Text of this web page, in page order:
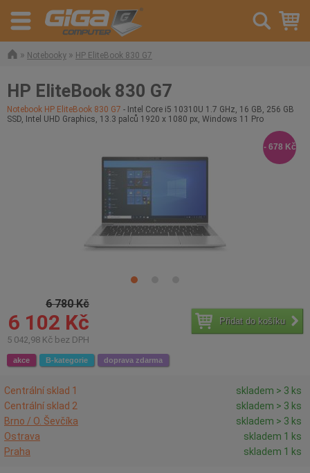
» Notebooky » HP EliteBook 830 G7
HP EliteBook 830 G7
Notebook HP EliteBook 830 G7 - Intel Core i5 10310U 1.7 GHz, 16 GB, 256 GB
SSD, Intel UHD Graphics, 13.3 palců 1920 x 1080 px, Windows 11 Pro
6 780 Kč
6 102 Kč
5 042,98 Kč bez DPH
Přidat do košíku
akce B-kategorie doprava zdarma
- 678 Kč
Centrální sklad 1
skladem > 3 ks
Centrální sklad 2
skladem > 3 ks
Brno / O. Ševčíka
skladem > 3 ks
Ostrava
skladem 1 ks
Praha
skladem 1 ks